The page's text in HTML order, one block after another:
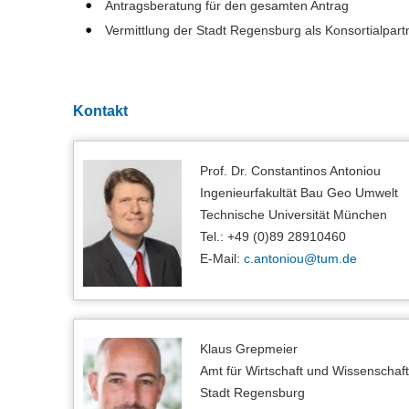
Antragsberatung für den gesamten Antrag
Vermittlung der Stadt Regensburg als
Kontakt
Prof. Dr. Constantinos Antoniou
Ingenieurfakultät Bau Geo Umwelt
Technische Universität München
Tel.: +49 (0)89 28910460
E-Mail: c.antoniou@tum.de
Klaus Grepmeier
Amt für Wirtschaft und Wissenschaft
Stadt Regensburg